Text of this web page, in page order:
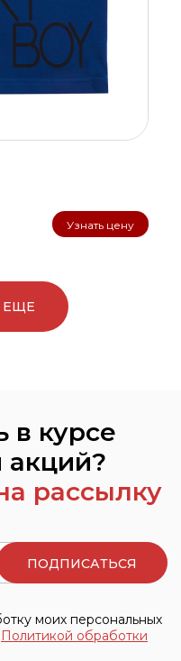
Узнать цену
ЕЩЕ
в курсе
акций?
рассылку
моих персональных
Политикой обработки